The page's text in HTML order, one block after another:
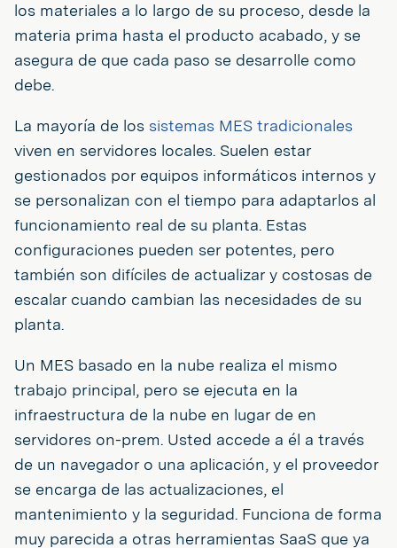
los materiales a lo largo de su proceso, desde la
materia prima hasta el producto acabado, y se
asegura de que cada paso se desarrolle como
debe.
La mayoría de los sistemas MES tradicionales
viven en servidores locales. Suelen estar
gestionados por equipos informáticos internos y
se personalizan con el tiempo para adaptarlos al
funcionamiento real de su planta. Estas
configuraciones pueden ser potentes, pero
también son difíciles de actualizar y costosas de
escalar cuando cambian las necesidades de su
planta.
Un MES basado en la nube realiza el mismo
trabajo principal, pero se ejecuta en la
infraestructura de la nube en lugar de en
servidores on-prem. Usted accede a él a través
de un navegador o una aplicación, y el proveedor
se encarga de las actualizaciones, el
mantenimiento y la seguridad. Funciona de forma
muy parecida a otras herramientas SaaS que ya